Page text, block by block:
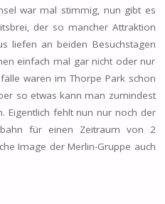
war mal stimmig, nun gibt es
der so mancher Attraktion
liefen an beiden Besuchstagen
einfach mal gar nicht oder nur
waren im Thorpe Park schon
so etwas kann man zumindest
Eigentlich fehlt nun nur noch der
für einen Zeitraum von 2
Image der Merlin-Gruppe auch